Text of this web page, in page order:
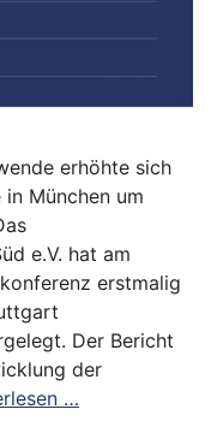
erhöhte sich
München um
e.V. hat am
erstmalig
Der Bericht
der
…